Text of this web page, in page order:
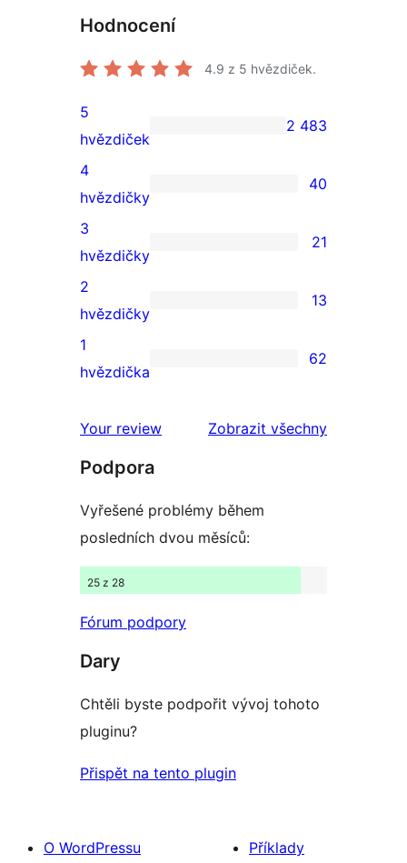
Hodnocení
4.9 z 5 hvězdiček.
2 483
5hvězdičkové
hodnocení
5
hvězdiček
2 483
40
4hvězdičkové
hodnocení
4
hvězdičky
40
21
3hvězdičkové
hodnocení
3
hvězdičky
21
13
2hvězdičkové
hodnocení
2
hvězdičky
13
62
hodnocení
1
hvězdička
62
Your review Zobrazit všechnyrecenze
Podpora
Vyřešené problémy během
posledních dvou měsíců:
25 z 28
Fórum podpory
Dary
Chtěli byste podpořit vývoj tohoto
pluginu?
Přispět na tento plugin
O WordPressu
Příklady